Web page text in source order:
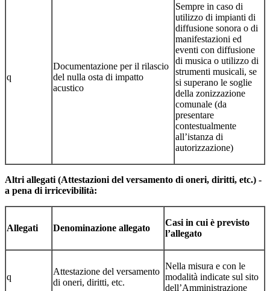
q
Documentazione per il rilascio
del nulla osta di impatto
acustico
Sempre in caso di
utilizzo di impianti di
diffusione sonora o di
manifestazioni ed
eventi con diffusione
di musica o utilizzo di
strumenti musicali, se
si superano le soglie
della zonizzazione
comunale (da
presentare
contestualmente
all’istanza di
autorizzazione)
Altri allegati (Attestazioni del versamento di oneri, diritti, etc.) -
a pena di irricevibilità:
Allegati Denominazione allegato
Casi in cui è previsto
l’allegato
q
Attestazione del versamento
di oneri, diritti, etc.
Nella misura e con le
modalità indicate sul sito
dell’Amministrazione